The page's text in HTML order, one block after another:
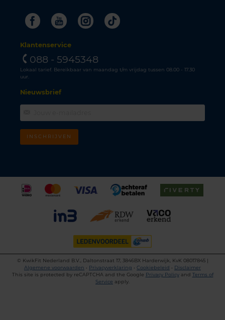
FacebookYoutubeInstagram
Tiktok
Klantenservice
088 - 5945348
Lokaal tarief. Bereikbaar van maandag t/m vrijdag tussen 08.00 - 17.30
uur.
Nieuwsbrief
INSCHRIJVEN
©
KwikFit Nederland B.V., Daltonstraat 17, 3846BX Harderwijk, KvK 08017845 |
Algemene voorwaarden • Privacyverklaring • Cookiebeleid • Disclaimer
This site is protected by reCAPTCHA and the Google Privacy Policyand Terms of
Service apply.